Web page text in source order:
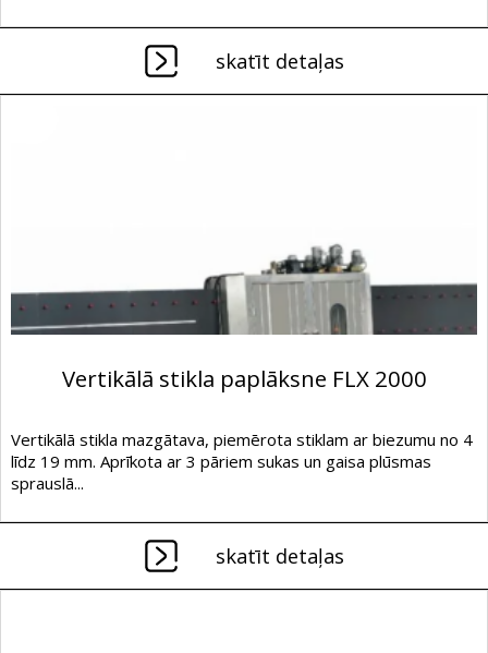
skatīt detaļas
Vertikālā stikla paplāksne FLX 2000
Vertikālā stikla mazgātava, piemērota stiklam ar biezumu no 4
līdz 19 mm. Aprīkota ar 3 pāriem sukas un gaisa plūsmas
sprauslā...
skatīt detaļas